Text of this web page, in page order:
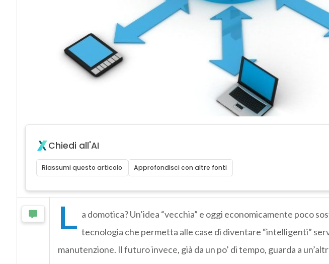
Chiedi all'AI
Riassumi questo articolo Approfondisci con altre fonti
L a domotica? Un’idea “vecchia” e oggi economicamente poco
tecnologia che permetta alle case di diventare “intelligenti”
manutenzione. Il futuro invece, già da un po’ di tempo, guarda a